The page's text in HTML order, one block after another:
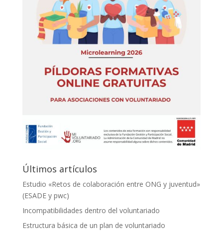
Últimos artículos
Estudio «Retos de colaboración entre ONG y juventud»
(ESADE y pwc)
Incompatibilidades dentro del voluntariado
Estructura básica de un plan de voluntariado